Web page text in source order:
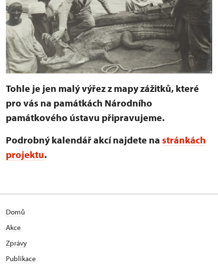
Tohle je jen malý výřez z mapy zážitků, které
pro vás na památkách Národního
památkového ústavu připravujeme.
Podrobný kalendář akcí najdete na stránkách
projektu.
Domů
Akce
Zprávy
Publikace